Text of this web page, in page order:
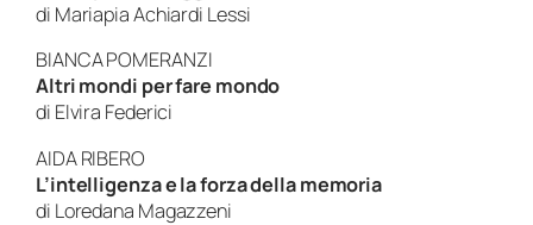
di Mariapia Achiardi Lessi
BIANCA POMERANZI
Altri mondi per fare mondo
di Elvira Federici
AIDA RIBERO
L’intelligenza e la forza della memoria
di Loredana Magazzeni